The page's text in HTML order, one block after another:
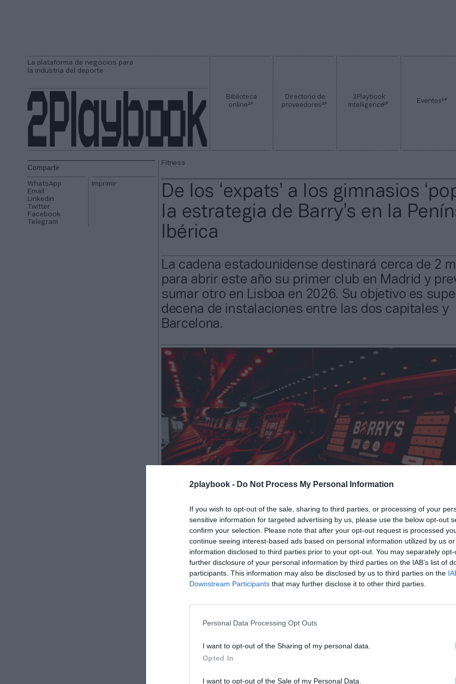
2playbook - Do Not Process My Personal Information
If you wish to opt-out of the sale, sharing to third parties, or processing of your
sensitive information for targeted advertising by us, please use the below opt-out
confirm your selection. Please note that after your opt-out request is processed
continue seeing interest-based ads based on personal information utilized by us
information disclosed to third parties prior to your opt-out. You may separately
further disclosure of your personal information by third parties on the IAB’s list of
participants. This information may also be disclosed by us to third parties on the
Downstream Participants that may further disclose it to other third parties.
Personal Data Processing Opt Outs
I want to opt-out of the Sharing of my personal data.
Opted In
I want to opt-out of the Sale of my Personal Data.
La plataforma de negocios para
la industria del deporte
Biblioteca
online2P
Directorio de
proveedores2P
2Playbook
Intelligence2P Eventos2P
Compartir
WhatsApp
Email
Linkedin
Twitter
Facebook
Telegram
Imprimir
Fitness
De los ‘expats’ a los gimnasios
la estrategia de Barry’s en la
Ibérica
La cadena estadounidense destinará cerca de 2
para abrir este año su primer club en Madrid y
sumar otro en Lisboa en 2026. Su objetivo es
decena de instalaciones entre las dos capitales y
Barcelona.
Roger Requena 4 de febrero de 2025
Guardar Me gusta
Barry’s mueve ficha para hacerse un hueco en la Península Ibérica.
gimnasio boutique en España, prevé abrir otro en Madrid a p